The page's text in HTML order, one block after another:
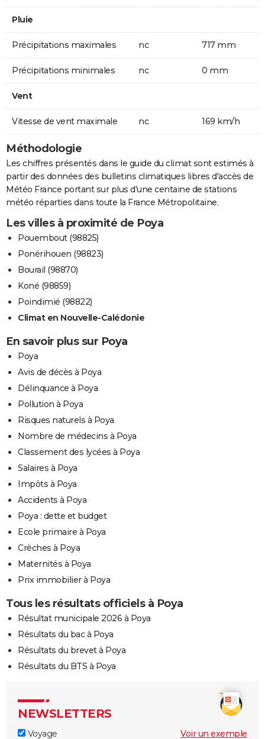
Pluie
Précipitations maximales nc 717 mm
Précipitations minimales nc 0 mm
Vent
Vitesse de vent maximale nc 169 km/h
Méthodologie
Les chiffres présentés dans le guide du climat sont estimés à
partir des données des bulletins climatiques libres d'accès de
Météo France portant sur plus d'une centaine de stations
météo réparties dans toute la France Métropolitaine.
Les villes à proximité de Poya
Pouembout (98825)
Ponérihouen (98823)
Bourail (98870)
Koné (98859)
Poindimié (98822)
Climat en Nouvelle-Calédonie
En savoir plus sur Poya
Poya
Avis de décès à Poya
Délinquance à Poya
Pollution à Poya
Risques naturels à Poya
Nombre de médecins à Poya
Classement des lycées à Poya
Salaires à Poya
Impôts à Poya
Accidents à Poya
Poya : dette et budget
Ecole primaire à Poya
Crèches à Poya
Maternités à Poya
Prix immobilier à Poya
Tous les résultats officiels à Poya
Résultat municipale 2026 à Poya
Résultats du bac à Poya
Résultats du brevet à Poya
Résultats du BTS à Poya
NEWSLETTERS
Voyage
Voir un exemple